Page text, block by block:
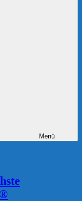
Menü